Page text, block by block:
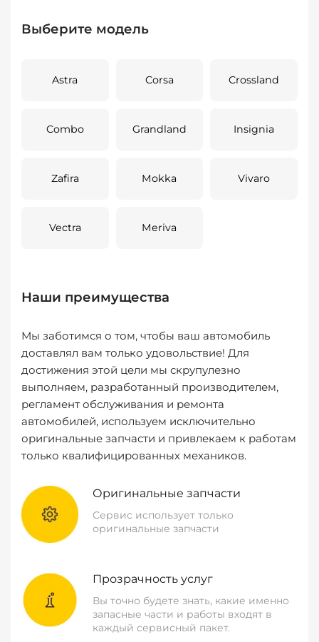
Выберите модель
Astra Corsa Crossland
Combo Grandland Insignia
Zafira Mokka Vivaro
Vectra Meriva
Наши преимущества
Мы заботимся о том, чтобы ваш автомобиль
доставлял вам только удовольствие! Для
достижения этой цели мы скрупулезно
выполняем, разработанный производителем,
регламент обслуживания и ремонта
автомобилей, используем исключительно
оригинальные запчасти и привлекаем к работам
только квалифицированных механиков.
Оригинальные запчасти
Сервис использует только
оригинальные запчасти
Прозрачность услуг
Вы точно будете знать, какие именно
запасные части и работы входят в
каждый сервисный пакет.